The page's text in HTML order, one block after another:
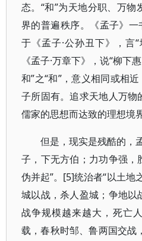
态。“和”为天地分职、万
界的普遍秩序。《孟子》一
于《孟子·公孙丑下》，言
《孟子·万章下》，说“柳下
和”之“和”，意义相同或相
子所固有。追求天地人万
儒家的思想而达致的理想境界
但是，现实是残酷的，
子，下无方伯；力功争强
伪并起”。[5]统治者“以土地
城以战，杀人盈城；争地
战争规模越来越大，死亡
载，春秋时邹、鲁两国交战